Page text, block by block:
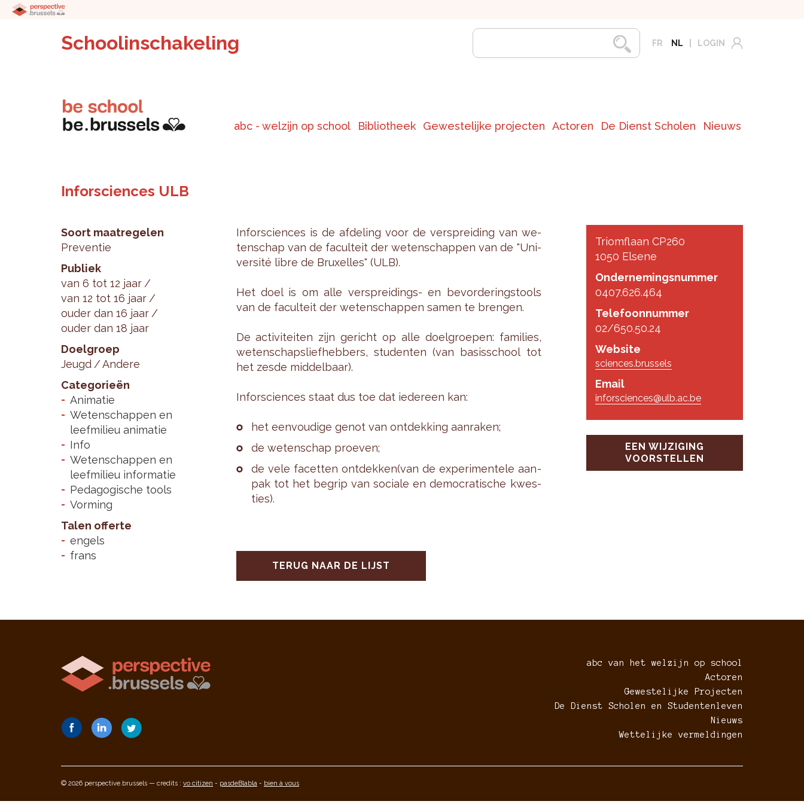
Schoolinschakeling FR NL LOGIN
abc - welzijn op school Bibliotheek Gewestelijke projecten Actoren De Dienst Scholen Nieuws
Inforsciences ULB
Soort maatregelen
Preventie
Publiek
van 6 tot 12 jaar
van 12 tot 16 jaar
ouder dan 16 jaar
ouder dan 18 jaar
Doelgroep
Jeugd
Andere
Categorieën
Animatie
Wetenschappen en
leefmilieu animatie
Info
Wetenschappen en
leefmilieu informatie
Pedagogische tools
Vorming
Talen offerte
engels
frans
Triomflaan CP260
1050 Elsene
Ondernemingsnummer
0407.626.464
Telefoonnummer
02/650.50.24
Website
sciences.brussels
Email
inforsciences@ulb.ac.be
EEN WIJZIGING
VOORSTELLEN
In­for­s­cien­ces is de af­de­ling voor de ver­sprei­ding van we­
ten­schap van de fa­cul­teit der we­ten­schap­pen van de "Uni­
ver­sité libre de Bruxel­les" (ULB).
Het doel is om alle ver­sprei­dings- en be­vor­de­ringstools
van de fa­cul­teit der we­ten­schap­pen samen te bren­gen.
De ac­ti­vi­tei­ten zijn ge­richt op alle doel­groe­pen: fa­mi­lies,
we­ten­schaps­lief­heb­bers, stu­den­ten (van ba­sis­school tot
het zesde mid­del­baar).
In­for­s­cien­ces staat dus toe dat ie­der­een kan:
het een­vou­di­ge genot van ont­dek­king aan­ra­ken;
de we­ten­schap proe­ven;
de vele fa­cet­ten ont­dek­ken(van de ex­pe­ri­men­te­le aan­
pak tot het be­grip van so­ci­a­le en de­mo­cra­ti­sche kwes­
ties).
TERUG NAAR DE LIJST
abc van het welzijn op school
Actoren
Gewestelijke Projecten
De Dienst Scholen en Studentenleven
Nieuws
Wettelijke vermeldingen
© 2026 perspective.brussels — credits : vo citizen - pasdeBlabla - bien à vous